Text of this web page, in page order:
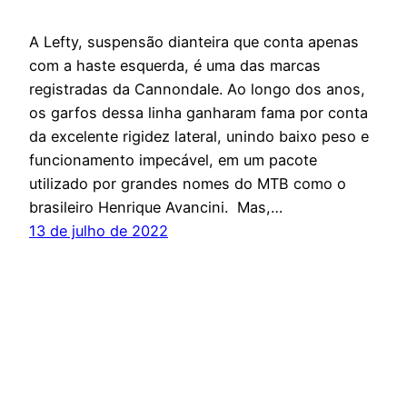
A Lefty, suspensão dianteira que conta apenas
com a haste esquerda, é uma das marcas
registradas da Cannondale. Ao longo dos anos,
os garfos dessa linha ganharam fama por conta
da excelente rigidez lateral, unindo baixo peso e
funcionamento impecável, em um pacote
utilizado por grandes nomes do MTB como o
brasileiro Henrique Avancini. Mas,…
13 de julho de 2022